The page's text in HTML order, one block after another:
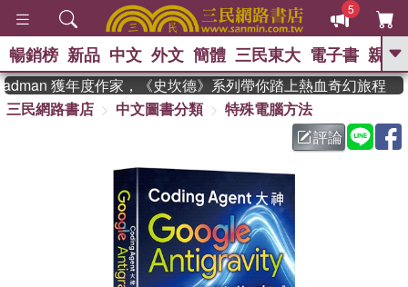
5
GO
熱搜： 東野圭吾 、 高希均教授回憶錄
父親節 、 花開錦
方念華 、 台灣的
李登輝時代 、 數學女孩：黎曼猜想
、 偉大的迷走神經 、
群喵 、 臺灣漫遊錄
暢銷榜 新品 中文 外文 簡體 三民東大 電子書 親子
獲年度作家，《史坎德》系列帶你踏上熱血奇幻旅程
三民網路書店
中文圖書分類
特殊電腦方法
評論